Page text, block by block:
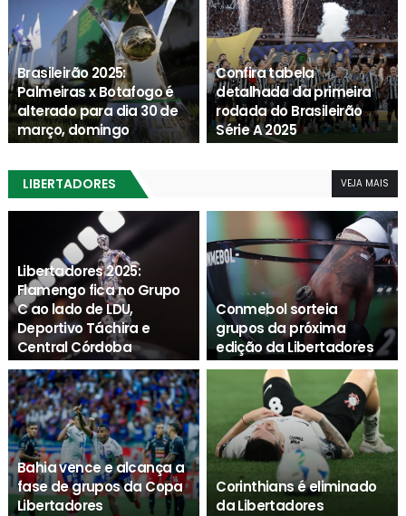
Brasileirão 2025:
Palmeiras x Botafogo é
alterado para dia 30 de
março, domingo
Confira tabela
detalhada da primeira
rodada do Brasileirão
Série A 2025
LIBERTADORES VEJA MAIS
Libertadores 2025:
Flamengo fica no Grupo
C ao lado de LDU,
Deportivo Táchira e
Central Córdoba
Agenda Esporte
Conmebol sorteia
grupos da próxima
edição da Libertadores
Agenda Esporte
Bahia vence e alcança a
fase de grupos da Copa
Libertadores
Corinthians é eliminado
da Libertadores